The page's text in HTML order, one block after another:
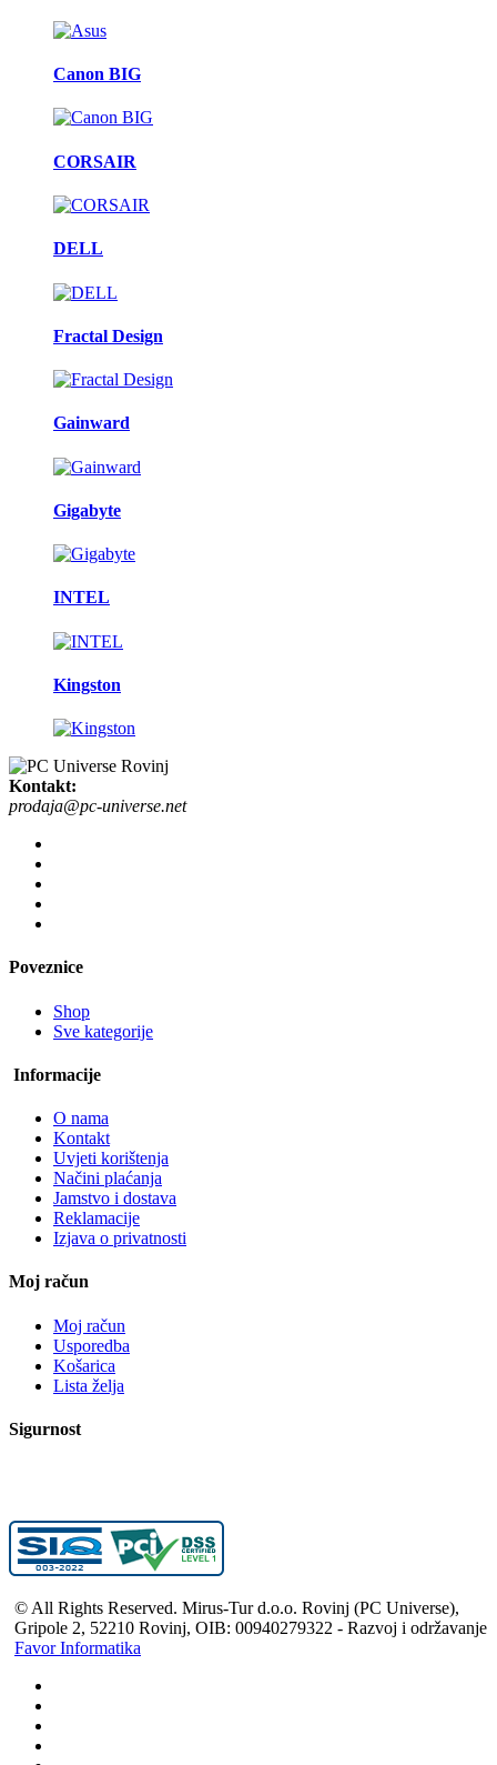
Canon BIG
CORSAIR
DELL
Fractal Design
Gainward
Gigabyte
INTEL
Kingston
Kontakt:
prodaja@pc-universe.net
Poveznice
Shop
Sve kategorije
Informacije
O nama
Kontakt
Uvjeti korištenja
Načini plaćanja
Jamstvo i dostava
Reklamacije
Izjava o privatnosti
Moj račun
Moj račun
Usporedba
Košarica
Lista želja
Sigurnost
© All Rights Reserved. Mirus-Tur d.o.o. Rovinj (PC Universe),
Gripole 2, 52210 Rovinj, OIB: 00940279322 - Razvoj i održavanje
Favor Informatika